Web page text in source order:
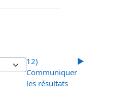
12)
Communiquer
les résultats
▶︎